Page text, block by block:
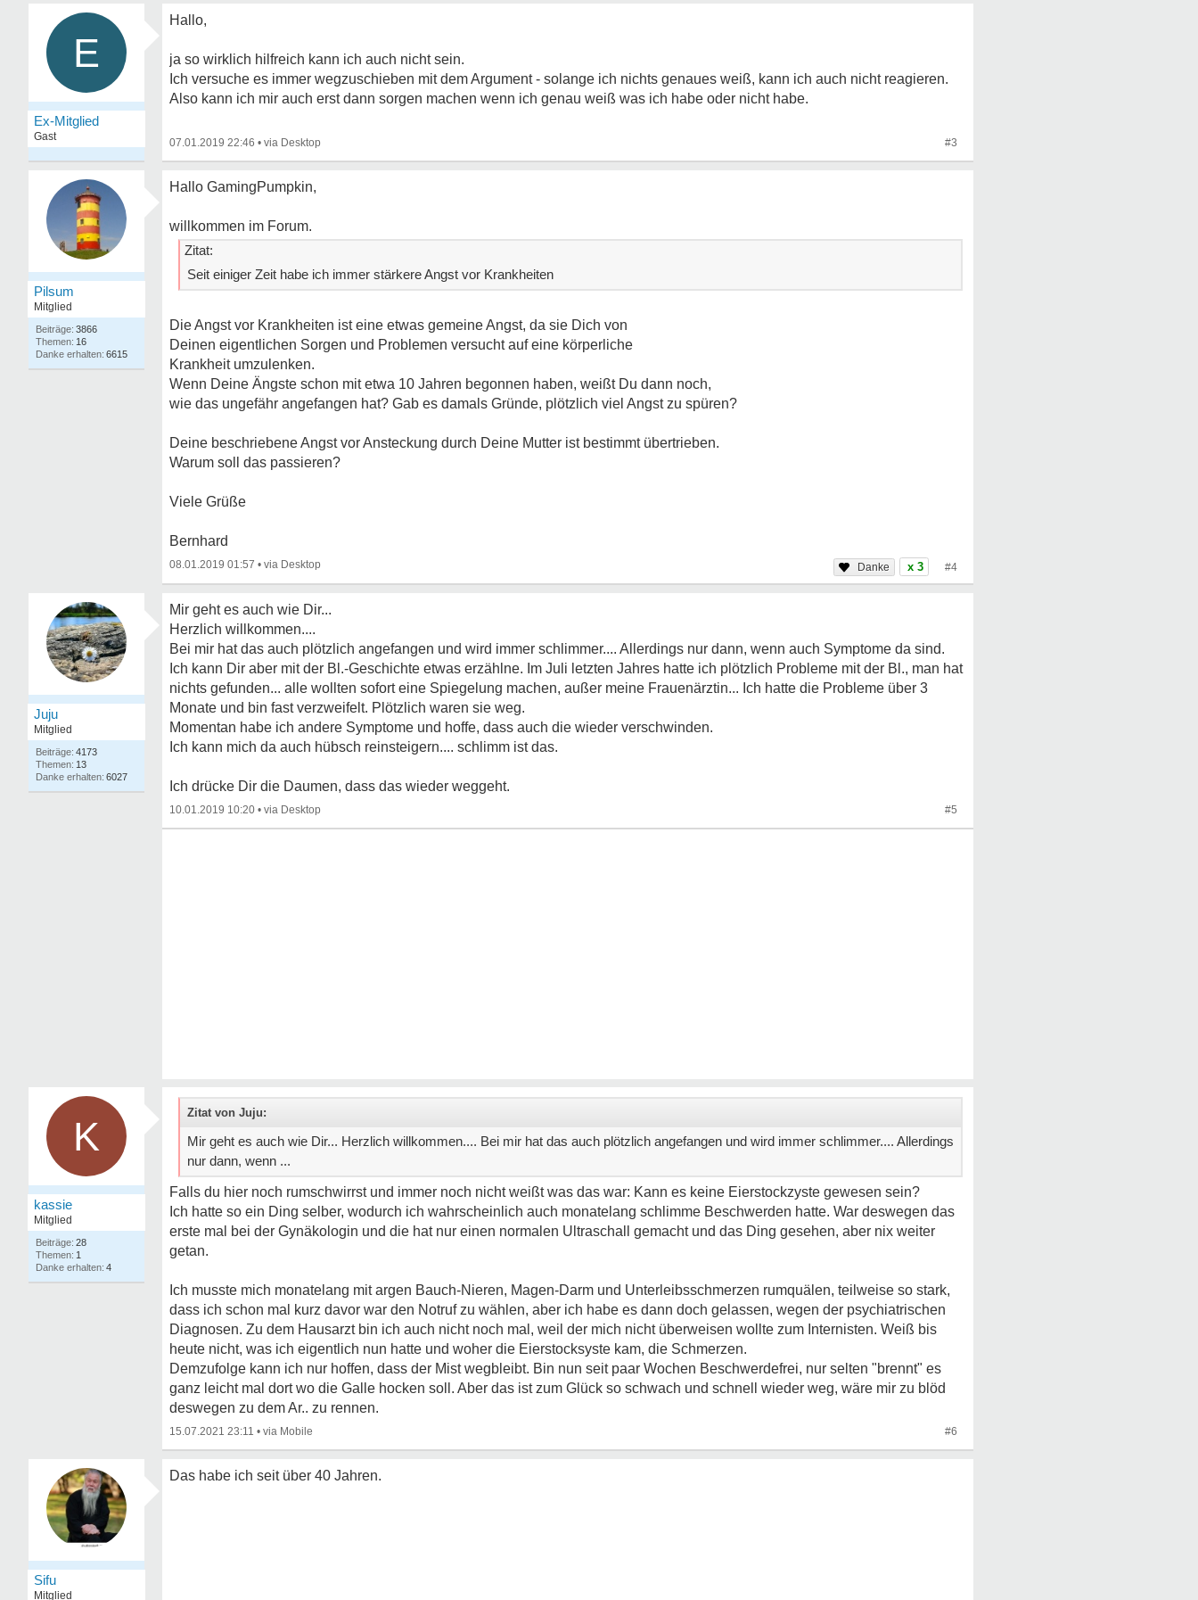
E
Ex-Mitglied
Gast
Hallo,
ja so wirklich hilfreich kann ich auch nicht sein.
Ich versuche es immer wegzuschieben mit dem Argument - solange ich nichts genaues weiß, kann ich auch nicht reagieren.
Also kann ich mir auch erst dann sorgen machen wenn ich genau weiß was ich habe oder nicht habe.
07.01.2019 22:46 • #3
Pilsum
Mitglied
3866
16
6615
Hallo GamingPumpkin,
willkommen im Forum.
Zitat:
Seit einiger Zeit habe ich immer stärkere Angst vor Krankheiten
Die Angst vor Krankheiten ist eine etwas gemeine Angst, da sie Dich von
Deinen eigentlichen Sorgen und Problemen versucht auf eine körperliche
Krankheit umzulenken.
Wenn Deine Ängste schon mit etwa 10 Jahren begonnen haben, weißt Du dann noch,
wie das ungefähr angefangen hat? Gab es damals Gründe, plötzlich viel Angst zu spüren?
Deine beschriebene Angst vor Ansteckung durch Deine Mutter ist bestimmt übertrieben.
Warum soll das passieren?
Viele Grüße
Bernhard
08.01.2019 01:57 • x 3 #4
Juju
Mitglied
4173
13
6027
Mir geht es auch wie Dir...
Herzlich willkommen....
Bei mir hat das auch plötzlich angefangen und wird immer schlimmer.... Allerdings nur dann, wenn auch Symptome da sind.
Ich kann Dir aber mit der Bl.-Geschichte etwas erzählne. Im Juli letzten Jahres hatte ich plötzlich Probleme mit der Bl., man hat
nichts gefunden... alle wollten sofort eine Spiegelung machen, außer meine Frauenärztin... Ich hatte die Probleme über 3
Monate und bin fast verzweifelt. Plötzlich waren sie weg.
Momentan habe ich andere Symptome und hoffe, dass auch die wieder verschwinden.
Ich kann mich da auch hübsch reinsteigern.... schlimm ist das.
Ich drücke Dir die Daumen, dass das wieder weggeht.
10.01.2019 10:20 • #5
K
kassie
Mitglied
28
1
4
Zitat von Juju:
Mir geht es auch wie Dir... Herzlich willkommen.... Bei mir hat das auch plötzlich angefangen und wird immer schlimmer.... Allerdings
nur dann, wenn ...
Falls du hier noch rumschwirrst und immer noch nicht weißt was das war: Kann es keine Eierstockzyste gewesen sein?
Ich hatte so ein Ding selber, wodurch ich wahrscheinlich auch monatelang schlimme Beschwerden hatte. War deswegen das
erste mal bei der Gynäkologin und die hat nur einen normalen Ultraschall gemacht und das Ding gesehen, aber nix weiter
getan.
Ich musste mich monatelang mit argen Bauch-Nieren, Magen-Darm und Unterleibsschmerzen rumquälen, teilweise so stark,
dass ich schon mal kurz davor war den Notruf zu wählen, aber ich habe es dann doch gelassen, wegen der psychiatrischen
Diagnosen. Zu dem Hausarzt bin ich auch nicht noch mal, weil der mich nicht überweisen wollte zum Internisten. Weiß bis
heute nicht, was ich eigentlich nun hatte und woher die Eierstocksyste kam, die Schmerzen.
Demzufolge kann ich nur hoffen, dass der Mist wegbleibt. Bin nun seit paar Wochen Beschwerdefrei, nur selten "brennt" es
ganz leicht mal dort wo die Galle hocken soll. Aber das ist zum Glück so schwach und schnell wieder weg, wäre mir zu blöd
deswegen zu dem Ar.. zu rennen.
15.07.2021 23:11 • #6
Sifu
Mitglied
Das habe ich seit über 40 Jahren.